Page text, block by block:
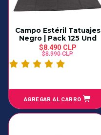
Campo Estéril Tatuajes
Negro | Pack 125 Und
$8.490 CLP
$8.990 CLP
AGREGAR AL CARRO